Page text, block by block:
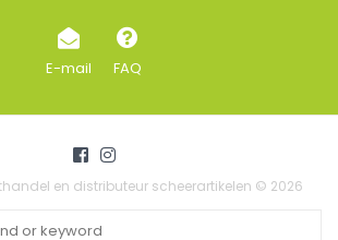
E-mail FAQ
en distributeur scheerartikelen © 2026